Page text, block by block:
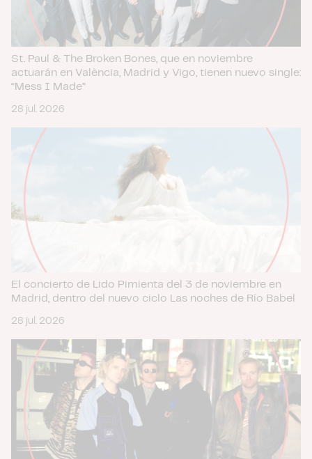
St. Paul & The Broken Bones, que en noviembre
actuarán en València, Madrid y Vigo, tienen nuevo single:
“Mess I Made”
28 jul. 2026
El concierto de Lido Pimienta del 3 de noviembre en
Madrid, dentro del nuevo ciclo Las noches de Río Babel
28 jul. 2026